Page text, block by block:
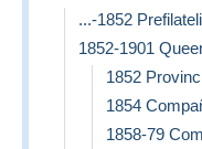
...-1852
1852-1901
1852